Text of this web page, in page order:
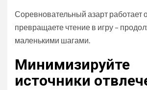
Соревновательный азарт работает
превращаете чтение в игру –
маленькими шагами.
Минимизируйте
источники